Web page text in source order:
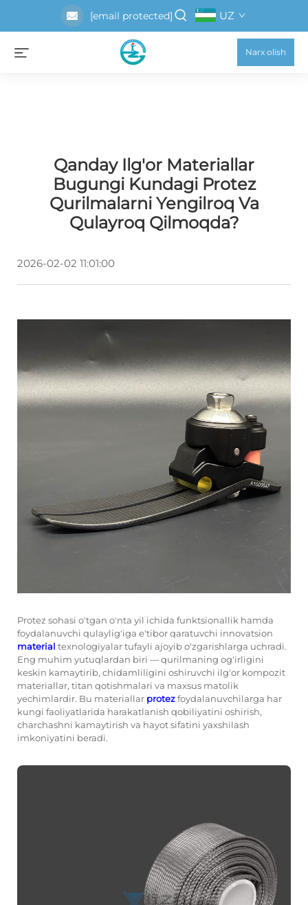
[email protected] UZ
Narx olish
Qanday Ilg'or Materiallar
Bugungi Kundagi Protez
Qurilmalarni Yengilroq Va
Qulayroq Qilmoqda?
2026-02-02 11:01:00
Protez sohasi o'tgan o'nta yil ichida funktsionallik hamda
foydalanuvchi qulaylig'iga e'tibor qaratuvchi innovatsion
material texnologiyalar tufayli ajoyib o'zgarishlarga uchradi.
Eng muhim yutuqlardan biri — qurilmaning og'irligini
keskin kamaytirib, chidamliligini oshiruvchi ilg'or kompozit
materiallar, titan qotishmalari va maxsus matolik
yechimlardir. Bu materiallar protezfoydalanuvchilarga har
kungi faoliyatlarida harakatlanish qobiliyatini oshirish,
charchashni kamaytirish va hayot sifatini yaxshilash
imkoniyatini beradi.